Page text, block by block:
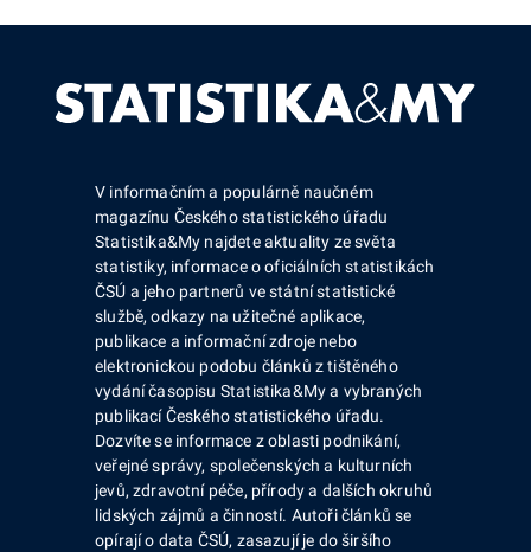
V informačním a populárně naučném
magazínu Českého statistického úřadu
Statistika&My najdete aktuality ze světa
statistiky, informace o oficiálních statistikách
ČSÚ a jeho partnerů ve státní statistické
službě, odkazy na užitečné aplikace,
publikace a informační zdroje nebo
elektronickou podobu článků z tištěného
vydání časopisu Statistika&My a vybraných
publikací Českého statistického úřadu.
Dozvíte se informace z oblasti podnikání,
veřejné správy, společenských a kulturních
jevů, zdravotní péče, přírody a dalších okruhů
lidských zájmů a činností. Autoři článků se
opírají o data ČSÚ, zasazují je do širšího